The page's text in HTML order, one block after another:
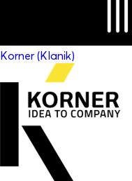
Korner (Klanik)